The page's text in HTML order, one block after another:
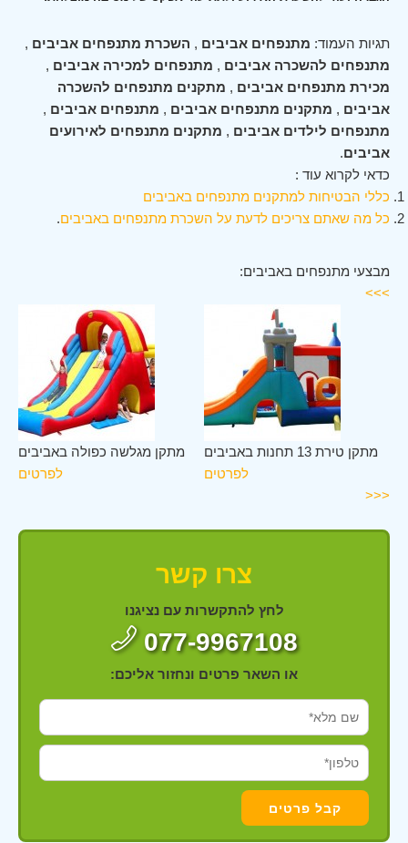
תגיות העמוד: מתנפחים אביבים , השכרת מתנפחים אביבים ,
מתנפחים להשכרה אביבים , מתנפחים למכירה אביבים ,
מכירת מתנפחים אביבים , מתקנים מתנפחים להשכרה
אביבים , מתקנים מתנפחים אביבים , מתנפחים אביבים ,
מתנפחים לילדים אביבים , מתקנים מתנפחים לאירועים
אביבים.
כדאי לקרוא עוד :
כללי הבטיחות למתקנים מתנפחים באביבים
כל מה שאתם צריכים לדעת על השכרת מתנפחים באביבים.
מבצעי מתנפחים באביבים:
>>>
מתקן מגלשה כפולה באביבים
לפרטים
מתקן טירת 13 תחנות באביבים
לפרטים
<<<
צרו קשר
לחץ להתקשרות עם נציגנו
077-9967108
או השאר פרטים ונחזור אליכם: